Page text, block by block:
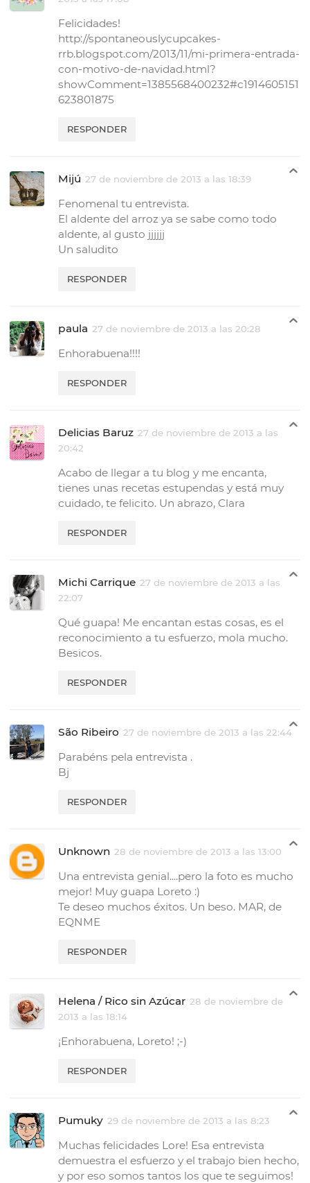
Felicidades!
http://spontaneouslycupcakes-
rrb.blogspot.com/2013/11/mi-primera-entrada-
con-motivo-de-navidad.html?
showComment=1385568400232#c1914605151
623801875
RESPONDER
Mijú 27 de noviembre de 2013 a las 18:39
Fenomenal tu entrevista.
El aldente del arroz ya se sabe como todo
aldente, al gusto jjjjjj
Un saludito
RESPONDER
paula 27 de noviembre de 2013 a las 20:28
Enhorabuena!!!!
RESPONDER
Delicias Baruz 27 de noviembre de 2013 a las
20:42
Acabo de llegar a tu blog y me encanta,
tienes unas recetas estupendas y está muy
cuidado, te felicito. Un abrazo, Clara
RESPONDER
Michi Carrique 27 de noviembre de 2013 a las
22:07
Qué guapa! Me encantan estas cosas, es el
reconocimiento a tu esfuerzo, mola mucho.
Besicos.
RESPONDER
São Ribeiro 27 de noviembre de 2013 a las 22:44
Parabéns pela entrevista .
Bj
RESPONDER
Unknown 28 de noviembre de 2013 a las 13:00
Una entrevista genial....pero la foto es mucho
mejor! Muy guapa Loreto :)
Te deseo muchos éxitos. Un beso. MAR, de
EQNME
RESPONDER
Helena / Rico sin Azúcar 28 de noviembre de
2013 a las 18:14
¡Enhorabuena, Loreto! ;-)
RESPONDER
Pumuky 29 de noviembre de 2013 a las 8:23
Muchas felicidades Lore! Esa entrevista
demuestra el esfuerzo y el trabajo bien hecho,
y por eso somos tantos los que te seguimos!